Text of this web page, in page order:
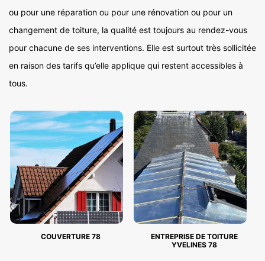
ou pour une réparation ou pour une rénovation ou pour un
changement de toiture, la qualité est toujours au rendez-vous
pour chacune de ses interventions. Elle est surtout très sollicitée
en raison des tarifs qu’elle applique qui restent accessibles à
tous.
COUVERTURE 78
ENTREPRISE DE TOITURE
YVELINES 78